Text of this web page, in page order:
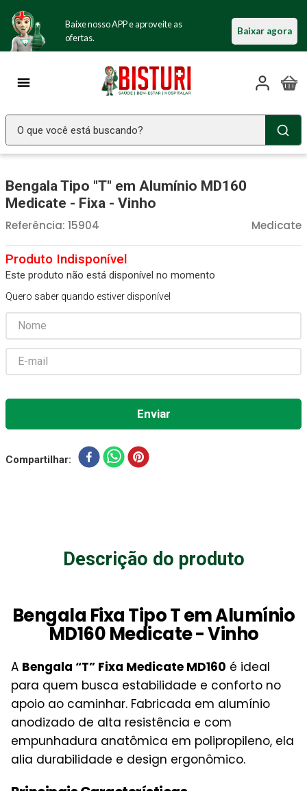
Baixe nosso APP e aproveite as
ofertas.
Baixar agora
O que você está buscando?
Bengala Tipo "T" em Alumínio MD160
Medicate - Fixa - Vinho
Medicate
Referência: 15904
Este produto não está disponível no momento
Quero saber quando estiver disponível
Compartilhar
Descrição do produto
Bengala Fixa Tipo T em Alumínio
MD160 Medicate - Vinho
A Bengala “T” Fixa Medicate MD160 é ideal
para quem busca estabilidade e conforto no
apoio ao caminhar. Fabricada em alumínio
anodizado de alta resistência e com
empunhadura anatômica em polipropileno, ela
alia durabilidade e design ergonômico.
1º Seringa Insulina
2º Fralda Geriatrica
3 º Luva Latex
4º Estetoscopio Littmann
5º Littmann
Absorvente Geriatrico
7º
8º Aparelho Pressão
9º Cadeira Banho
10º Gaze